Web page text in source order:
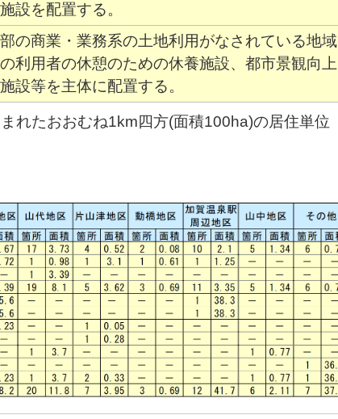
設を配置する。
の商業・業務系の土地利用がなされている地域
利用者の休憩のための休養施設、都市景観向上
設等を主体に配置する。
れたおおむね1km四方(面積100ha)の居住単位